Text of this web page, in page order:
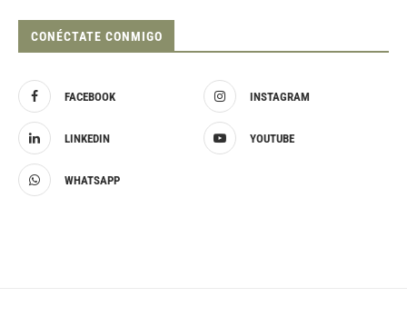
CONÉCTATE CONMIGO
FACEBOOK INSTAGRAM
LINKEDIN YOUTUBE
WHATSAPP